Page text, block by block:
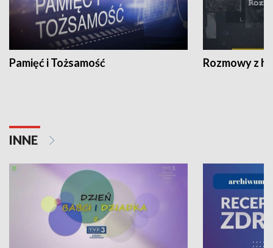
Pamięć i Tożsamość Rozmowy z
INNE